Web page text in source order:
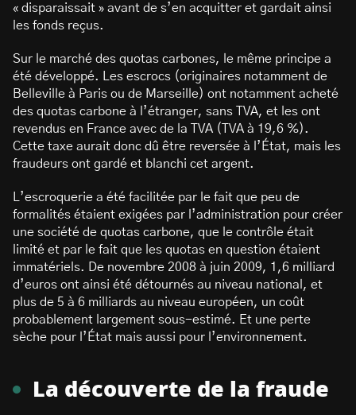
« disparaissait » avant de s’en acquitter et gardait ainsi
les fonds reçus.
Sur le marché des quotas carbones, le même principe a
été développé. Les escrocs (originaires notamment de
Belleville à Paris ou de Marseille) ont notamment acheté
des quotas carbone à l’étranger, sans TVA, et les ont
revendus en France avec de la TVA (TVA à 19,6 %).
Cette taxe aurait donc dû être reversée à l’État, mais les
fraudeurs ont gardé et blanchi cet argent.
L’escroquerie a été facilitée par le fait que peu de
formalités étaient exigées par l’administration pour créer
une société de quotas carbone, que le contrôle était
limité et par le fait que les quotas en question étaient
immatériels. De novembre 2008 à juin 2009, 1,6 milliard
d’euros ont ainsi été détournés au niveau national, et
plus de 5 à 6 milliards au niveau européen, un coût
probablement largement sous-estimé. Et une perte
sèche pour l’État mais aussi pour l’environnement.
La découverte de la fraude